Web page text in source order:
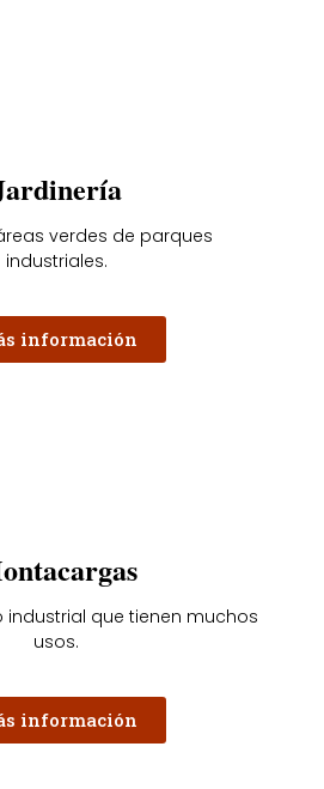
verdes de parques
industriales.
información
industrial que tienen muchos
usos.
información